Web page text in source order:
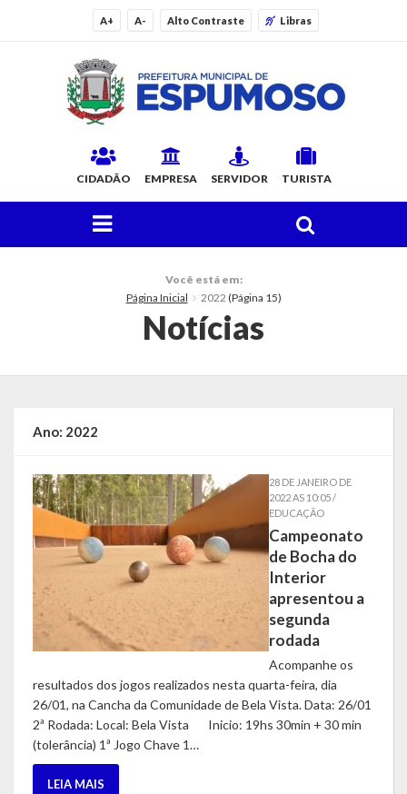
A+ A- Alto Contraste Libras
CIDADÃO EMPRESA SERVIDOR TURISTA
Estatísticas
Governo
Conselhos Municipais
Gabinete do Prefeito Municipal
Procuradoria e Assessoria Jurídica
Coordenadoria do Sistema de Controle Interno
Acompanhamento de Ações e Obras
Secretarias Municipais
Fazenda
Você está em:
Página Inicial
2022 (Página 15)
Notícias
Ano: 2022
28 DE JANEIRO DE
2022 AS 10:05 /
EDUCAÇÃO
Campeonato
de Bocha do
Interior
apresentou a
segunda
rodada
Acompanhe os
resultados dos jogos realizados nesta quarta-feira, dia
26/01, na Cancha da Comunidade de Bela Vista. Data: 26/01
2ª Rodada: Local: Bela Vista Inicio: 19hs 30min + 30 min
(tolerância) 1ª Jogo Chave 1…
LEIA MAIS